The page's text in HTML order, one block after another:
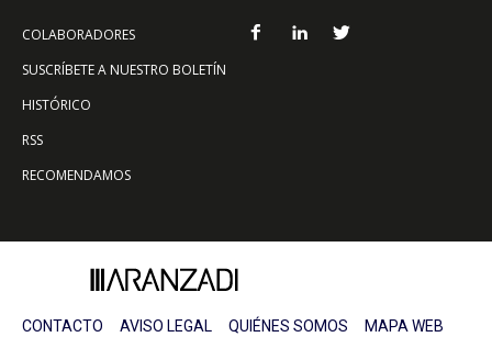
COLABORADORES
SUSCRÍBETE A NUESTRO BOLETÍN
HISTÓRICO
RSS
RECOMENDAMOS
CONTACTO AVISO LEGAL QUIÉNES SOMOS MAPA WEB